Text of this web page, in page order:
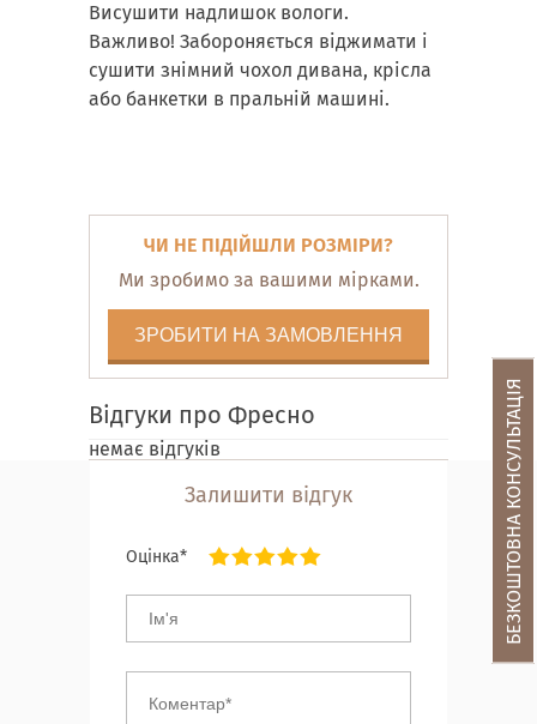
Висушити надлишок вологи.
Важливо! Забороняється віджимати і
сушити знімний чохол дивана, крісла
або банкетки в пральній машині.
ЧИ НЕ ПІДІЙШЛИ РОЗМІРИ?
Ми зробимо за вашими мірками.
ЗРОБИТИ НА ЗАМОВЛЕННЯ
Відгуки про Фресно
немає відгуків
Залишити відгук
Оцінка* БЕЗКОШТОВНА КОНСУЛЬТАЦІЯ